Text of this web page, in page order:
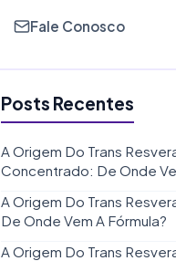
Fale Conosco
Posts Recentes
A Origem Do Trans
Concentrado: De Onde
A Origem Do Trans
De Onde Vem A Fórmula?
A Origem Do Trans